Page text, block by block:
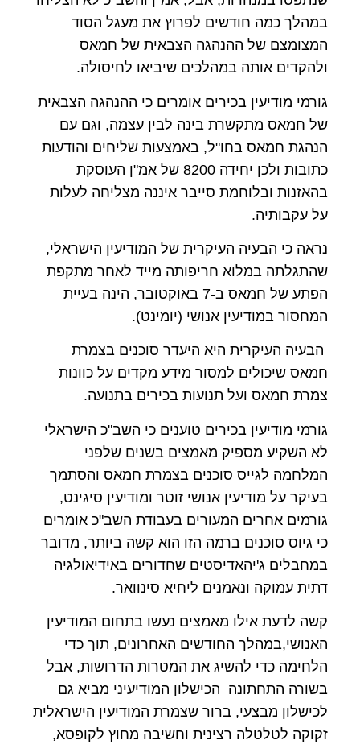
במהלך כמה חודשים לפרוץ את מעגל הסוד
המצומצם של ההנהגה הצבאית של חמאס
ולהקדים אותה במהלכים שיביאו לחיסולה.
גורמי מודיעין בכירים אומרים כי ההנהגה הצבאית
של חמאס מתקשרת בינה לבין עצמה, וגם עם
הנהגת חמאס בחו"ל, באמצעות שליחים והודעות
כתובות ולכן יחידה 8200 של אמ"ן העוסקת
בהאזנות ובלוחמת סייבר איננה מצליחה לעלות
על עקבותיה.
נראה כי הבעיה העיקרית של המודיעין הישראלי,
שהתגלתה במלוא חריפותה מייד לאחר מתקפת
הפתע של חמאס ב-7 באוקטובר, הינה בעיית
המחסור במודיעין אנושי (יומינט).
הבעיה העיקרית היא היעדר סוכנים בצמרת
חמאס שיכולים למסור מידע מקדים על כוונות
צמרת חמאס ועל תנועות בכירים בתנועה.
גורמי מודיעין בכירים טוענים כי השב"כ הישראלי
לא השקיע מספיק מאמצים בשנים שלפני
המלחמה לגייס סוכנים בצמרת חמאס והסתמך
בעיקר על מודיעין אנושי זוטר ומודיעין סיגינט,
גורמים אחרים המעורים בעבודת השב"כ אומרים
כי גיוס סוכנים ברמה הזו הוא קשה ביותר, מדובר
במחבלים ג'יהאדיסטים שחדורים באידיאולגיה
דתית עמוקה ונאמנים ליחיא סינוואר.
קשה לדעת אילו מאמצים נעשו בתחום המודיעין
האנושי,במהלך החודשים האחרונים, תוך כדי
הלחימה כדי להשיג את המטרות הדרושות, אבל
בשורה התחתונה הכישלון המודיעיני מביא גם
לכישלון מבצעי, ברור שצמרת המודיעין הישראלית
זקוקה לטלטלה רצינית וחשיבה מחוץ לקופסא,